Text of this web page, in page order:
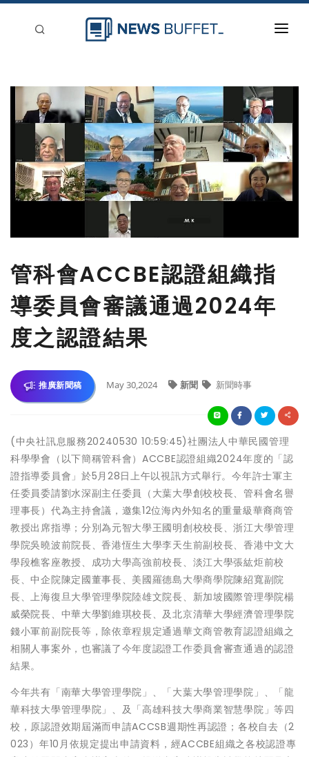
新聞稿分類
登入
刊登
管科會ACCBE認證組織指
導委員會審議通過2024年
度之認證結果
推廣新聞稿 May 30,2024 新聞 新聞時事
(中央社訊息服務20240530 10:59:45)社團法人中華民國管理
科學學會（以下簡稱管科會）ACCBE認證組織2024年度的「認
證指導委員會」於5月28日上午以視訊方式舉行。今年許士軍主
任委員委請劉水深副主任委員（大葉大學創校校長、管科會名譽
理事長）代為主持會議，邀集12位海內外知名的重量級華裔商管
教授出席指導；分別為元智大學王國明創校校長、浙江大學管理
學院吳曉波前院長、香港恆生大學李天生前副校長、香港中文大
學段樵客座教授、成功大學高強前校長、淡江大學張紘炬前校
長、中企院陳定國董事長、美國羅德島大學商學院陳紹寬副院
長、上海復旦大學管理學院陸雄文院長、新加坡國際管理學院楊
威榮院長、中華大學劉維琪校長、及北京清華大學經濟管理學院
錢小軍前副院長等，除依章程規定通過華文商管教育認證組織之
相關人事案外，也審議了今年度認證工作委員會審查通過的認證
結果。
今年共有「南華大學管理學院」、「大葉大學管理學院」、「龍
華科技大學管理學院」、及「高雄科技大學商業智慧學院」等四
校，原認證效期屆滿而申請ACCSB週期性再認證；各校自去（2
023）年10月依規定提出申請資料，經ACCBE組織之各校認證專